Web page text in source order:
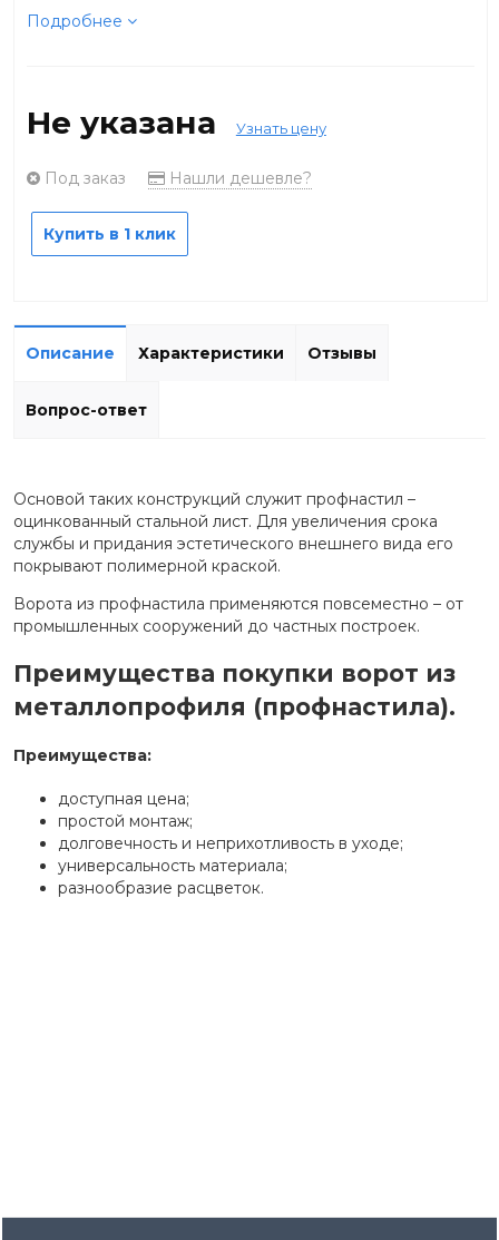
Подробнее
Не указана Узнать цену
Под заказ Нашли дешевле?
Купить в 1 клик
Описание Характеристики Отзывы
Вопрос-ответ
Основой таких конструкций служит профнастил –
оцинкованный стальной лист. Для увеличения срока
службы и придания эстетического внешнего вида его
покрывают полимерной краской.
Ворота из профнастила применяются повсеместно – от
промышленных сооружений до частных построек.
Преимущества покупки ворот из
металлопрофиля (профнастила).
Преимущества:
доступная цена;
простой монтаж;
долговечность и неприхотливость в уходе;
универсальность материала;
разнообразие расцветок.